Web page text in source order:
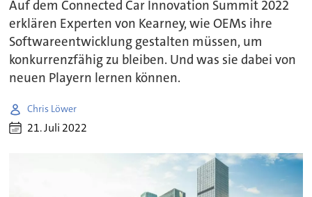
Auf dem Connected Car Innovation Summit 2022
erklären Experten von Kearney, wie OEMs ihre
Softwareentwicklung gestalten müssen, um
konkurrenzfähig zu bleiben. Und was sie dabei von
neuen Playern lernen können.
Chris Löwer
21. Juli 2022